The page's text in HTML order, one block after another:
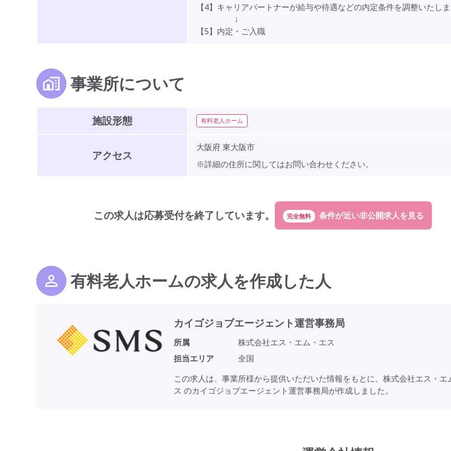
【4】キャリアパートナーが給与や待遇などの内定条件を調整いたし
↓
【5】内定・ご入職
事業所について
施設形態 有料老人ホーム
アクセス
大阪府 東大阪市
※詳細の住所に関してはお問い合わせください。
この求人は応募受付を終了しています。 完全無料
有料老人ホームの求人を作成した人
カイゴジョブエージェント運営事務局
所属
株式会社エス・エム・エス
担当エリア
全国
この求人は、事業所様から提供いただいた情報をもとに、株式会社エス・エ
ス のカイゴジョブエージェント運営事務局が作成しました。